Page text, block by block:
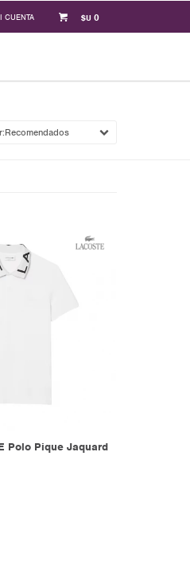
$U 0
Recomendados
Polo Pique Jaquard